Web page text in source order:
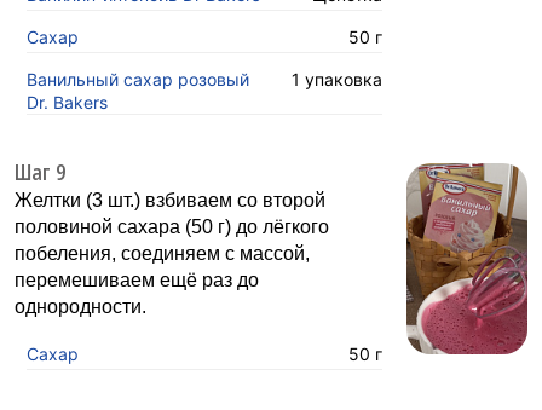
Сахар 50 г
Ванильный сахар розовый
Dr. Bakers
1 упаковка
Шаг 9
Желтки (3 шт.) взбиваем со второй
половиной сахара (50 г) до лёгкого
побеления, соединяем с массой,
перемешиваем ещё раз до
однородности.
Сахар 50 г